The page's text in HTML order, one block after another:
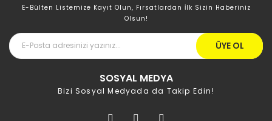
E-Bülten Listemize Kayıt Olun, Fırsatlardan İlk Sizin Haberiniz
Olsun!
ÜYE OL
SOSYAL MEDYA
Bizi Sosyal Medyada da Takip Edin!